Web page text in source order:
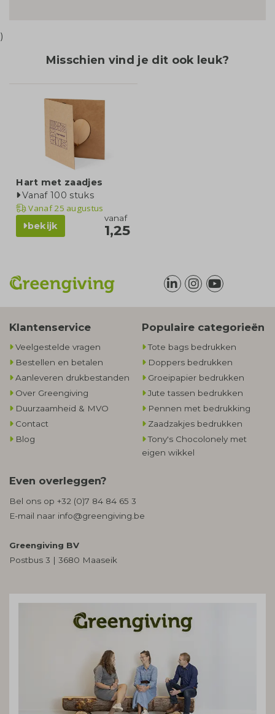
)
Misschien vind je dit ook leuk?
Hart met zaadjes
Vanaf 100 stuks
Vanaf25 augustus
bekijk
vanaf
1,25
Klantenservice
Veelgestelde vragen
Bestellen en betalen
Aanleveren drukbestanden
Over Greengiving
Duurzaamheid & MVO
Contact
Blog
Populaire categorieën
Tote bags bedrukken
Doppers bedrukken
Groeipapier bedrukken
Jute tassen bedrukken
Pennen met bedrukking
Zaadzakjes bedrukken
Tony's Chocolonely met
eigen wikkel
Even overleggen?
Bel ons op +32 (0)7 84 84 65 3
E-mail naar info@greengiving.be
Greengiving BV
Postbus 3 | 3680 Maaseik